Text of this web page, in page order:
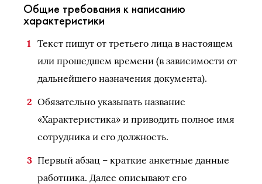
Общие требования к написанию
характеристики
Текст пишут от третьего лица в настоящем
или прошедшем времени (в зависимости от
дальнейшего назначения документа).
Обязательно указывать название
«Характеристика» и приводить полное имя
сотрудника и его должность.
Первый абзац – краткие анкетные данные
работника. Далее описывают его